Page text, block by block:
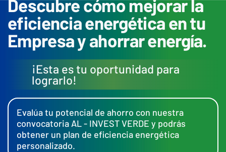
Descubre cómo mejorar la
eficiencia energética en tu
Empresa y ahorrar energía.
¡Esta es tu oportunidad para
lograrlo!
Evalúa tu potencial de ahorro con nuestra
convocatoria AL - INVEST VERDE y podrás
obtener un plan de eficiencia energética
personalizado.